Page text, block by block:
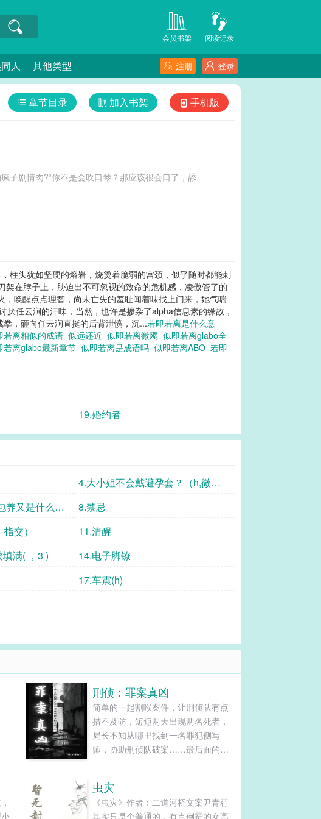
阅读记录
会员书架
人 其他类型 登录
注册
手机版
加入书架
章节目录
子剧情肉?“你不是会吹口琴？那应该很会口了，舔
头犹如坚硬的熔岩，烧烫着脆弱的宫颈，似乎随时都能刺
在脖子上，胁迫出不可忽视的致命的危机感，凌傲管了的
唤醒点点理智，尚未亡失的羞耻闻着味找上门来，她气喘
任云涧的汗味，当然，也许是掺杂了alpha信息素的缘故，
，砸向任云涧直挺的后背泄愤，沉...若即若离是什么意
若离相似的成语 似远还近 似即若离微飔 似即若离glabo全
若离glabo最新章节 似即若离是成语吗 似即若离ABO 若即
19.婚约者
4.大小姐不会戴避孕套？（h,微窒
息）
又是什么？”
8.禁忌
交）
11.清醒
番外2.上下两洞都被填满( ，3 )
14.电子脚镣
17.车震(h)
刑侦：罪案真凶
简单的一起割喉案件，让刑侦队有点
措不及防，短短两天出现两名死者，
局长不知从哪里找到一名罪犯侧写
师，协助刑侦队破案……最后面的调
无关案件照片，后面发现这些无关案
情的照片，和一起悬案有关……......
虫灾
《虫灾》作者：二道河桥文案尹青荇
其实只是个普通的，有点倒霉的女高